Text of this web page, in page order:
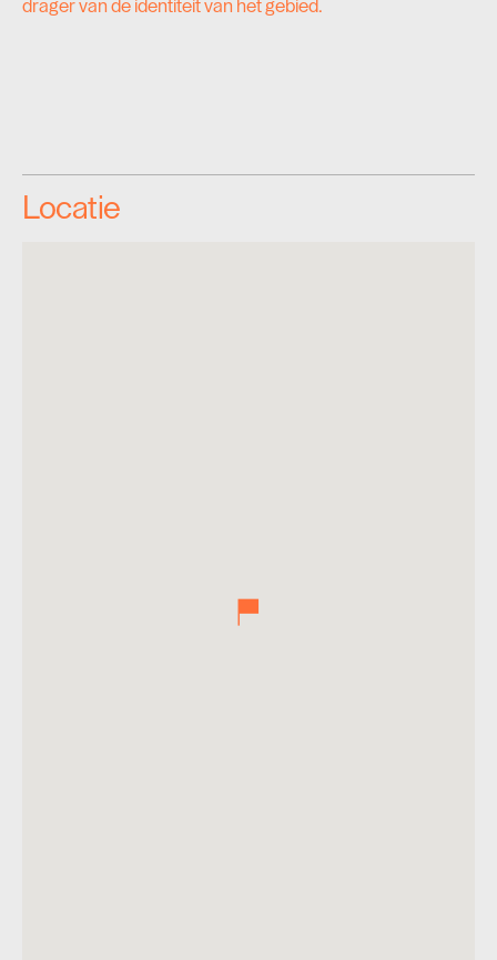
drager van de identiteit van het gebied.
Locatie